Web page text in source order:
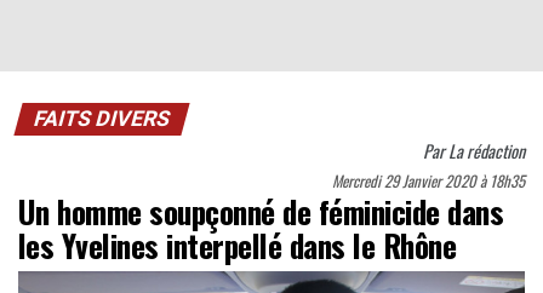
FAITS DIVERS
ParLa rédaction
Mercredi 29 Janvier 2020 à 18h35
Un homme soupçonné de féminicide dans
les Yvelines interpellé dans le Rhône